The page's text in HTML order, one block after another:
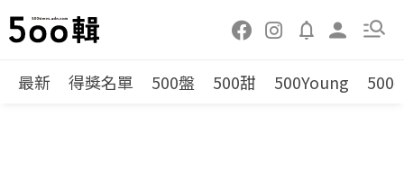
最新 得獎名單 500盤 500甜 500Young 500